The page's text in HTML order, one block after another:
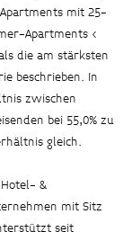
mit 25-
Apartments <
die am stärksten
beschrieben. In
zwischen
bei 55,0% zu
gleich.
&
mit Sitz
seit